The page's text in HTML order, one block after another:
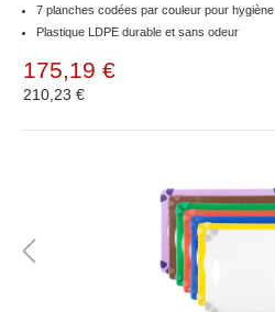
7 planches codées par couleur pour hygiène
Plastique LDPE durable et sans odeur
175,19 €
210,23 €